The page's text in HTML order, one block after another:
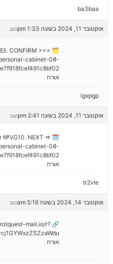
ba3baa
אוקטובר 11, 2024 בשעה 1:33 pm הגב
CONFIRM >>>
cabinet-08-
🗂
אורח
igxpgp
אוקטובר 11, 2024 בשעה 2:41 pm הגב
№VG10. NEXT =>
cabinet-08-
🗓
אורח
tr2vle
אוקטובר 14, 2024 בשעה 5:16 am הגב
mail.io/r?
אורח